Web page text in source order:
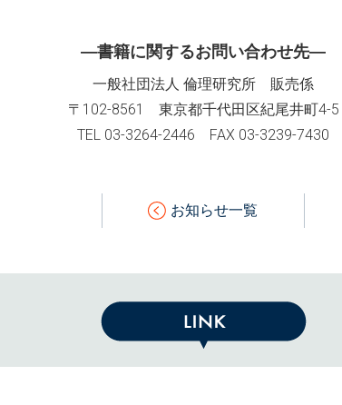
―書籍に関するお問い合わせ先―
一般社団法人 倫理研究所 販売係
〒102-8561 東京都千代田区紀尾井町4-5
TEL 03-3264-2446 FAX 03-3239-7430
お知らせ一覧